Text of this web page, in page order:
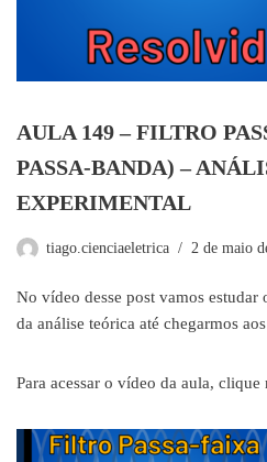
AULA 149 – FILTRO
PASSA-BANDA) –
EXPERIMENTAL
tiago.cienciaeletrica 2 de maio
No vídeo desse post vamos
da análise teórica até chegarmos
Para acessar o vídeo da aula,